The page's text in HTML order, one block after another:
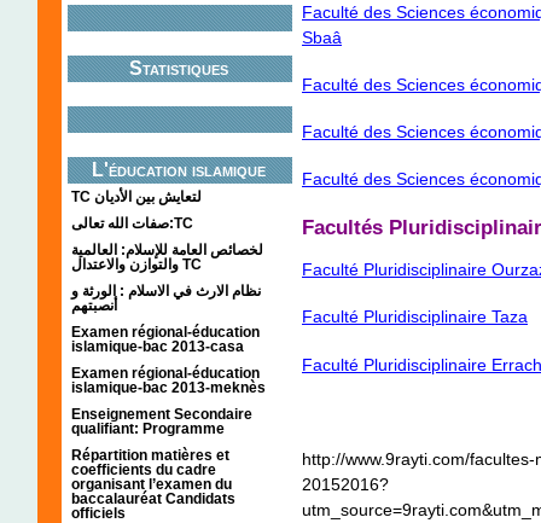
Statistiques
L'éducation islamique
TC لتعايش بين الأديان
صفات الله تعالى:TC
لخصائص العامة للإسلام: العالمية
والتوازن والاعتدال TC
نظام الارث في الاسلام : الورثة و
أنصبتهم
Examen régional-éducation
islamique-bac 2013-casa
Examen régional-éducation
islamique-bac 2013-meknès
Enseignement Secondaire
qualifiant: Programme
Répartition matières et
coefficients du cadre
organisant l’examen du
baccalauréat Candidats
officiels
Faculté des Sciences
Sbaâ
Faculté des Sciences
Faculté des Sciences
Faculté des Sciences
Facultés
Faculté Pluridisciplinaire
Faculté Pluridisciplinaire Taza
Faculté Pluridisciplinaire
http://www.9rayti.com/
20152016?